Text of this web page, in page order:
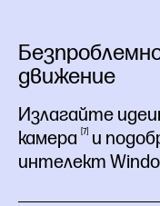
движение
Излагайте
камера
7
и
интелект